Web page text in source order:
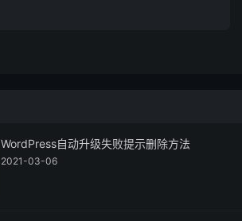
WordPress自动升级失败提示删除方法
2021-03-06